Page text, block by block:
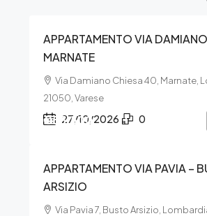
APPARTAMENTO VIA
MARNATE
Via Damiano Chiesa 40, Marnate,
21050, Varese
27/10/2026 0
€55.500
APPARTAMENTO VIA PAVIA –
ARSIZIO
Via Pavia 7, Busto Arsizio,